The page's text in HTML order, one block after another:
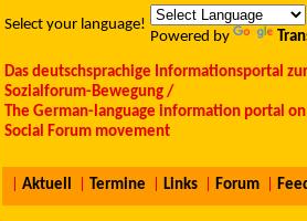
Select your language!
Powered by
Das deutschsprachige Informationsportal
Sozialforum-Bewegung /
The German-language information portal
Social Forum movement
Aktuell Termine Links Forum